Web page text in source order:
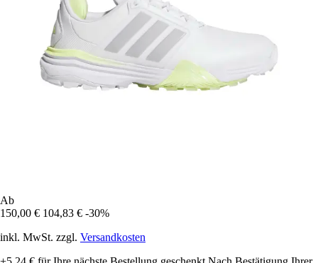
Ab
150,00 € 104,83 € -30%
inkl. MwSt. zzgl. Versandkosten